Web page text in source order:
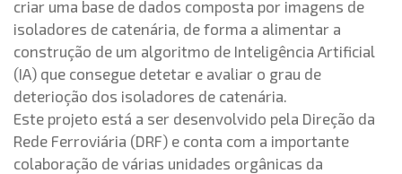
criar uma base de dados composta por imagens de
isoladores de catenária, de forma a alimentar a
construção de um algoritmo de Inteligência Artificial
(IA) que consegue detetar e avaliar o grau de
deterioção dos isoladores de catenária.
Este projeto está a ser desenvolvido pela Direção da
Rede Ferroviária (DRF) e conta com a importante
colaboração de várias unidades orgânicas da